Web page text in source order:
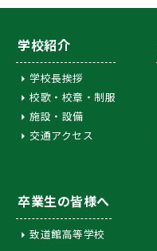
学校紹介
学校長挨拶
校歌・校章・制服
施設・設備
交通アクセス
卒業生の皆様へ
致道館高等学校